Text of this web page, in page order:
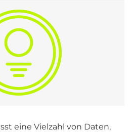
eine Vielzahl von Daten,